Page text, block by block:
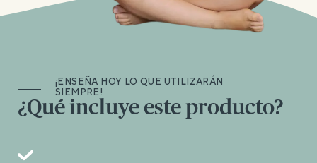
¡ENSEÑA HOY LO QUE UTILIZARÁN
SIEMPRE!
¿Qué incluye este producto?